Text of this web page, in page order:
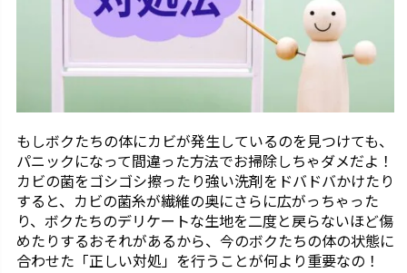
もしボクたちの体にカビが発生しているのを見つけても、
パニックになって間違った方法でお掃除しちゃダメだよ！
カビの菌をゴシゴシ擦ったり強い洗剤をドバドバかけたり
すると、カビの菌糸が繊維の奥にさらに広がっちゃった
り、ボクたちのデリケートな生地を二度と戻らないほど傷
めたりするおそれがあるから、今のボクたちの体の状態に
合わせた「正しい対処」を行うことが何より重要なの！